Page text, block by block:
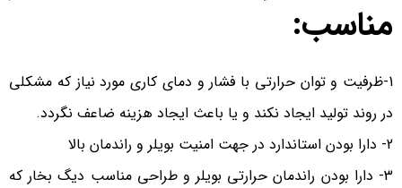
مناسب:
1-ظرفیت و توان حرارتی با فشار و دمای کاری مورد نیاز که مشکلی
در روند تولید ایجاد نکند و یا باعث ایجاد هزینه ضاعف نگردد.
2- دارا بودن استاندارد در جهت امنیت بویلر و راندمان بالا
3- دارا بودن راندمان حرارتی بویلر و طراحی مناسب دیگ بخار که